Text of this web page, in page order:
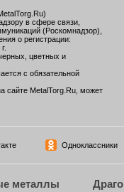
в сфере связи,
(Роскомнадзор),
о регистрации:
цветных и
с обязательной
сайте MetalTorg.Ru, может
Одноклассники
металлы